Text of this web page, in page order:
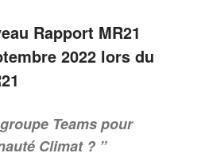
européenne”
Planet Benefit Company : 4
règles de durabilité sur la chaîne
vers la durabilité
Guide de décryptage du reporting
Rapport MR21
2022 lors du
Teams pour
Climat ? ”